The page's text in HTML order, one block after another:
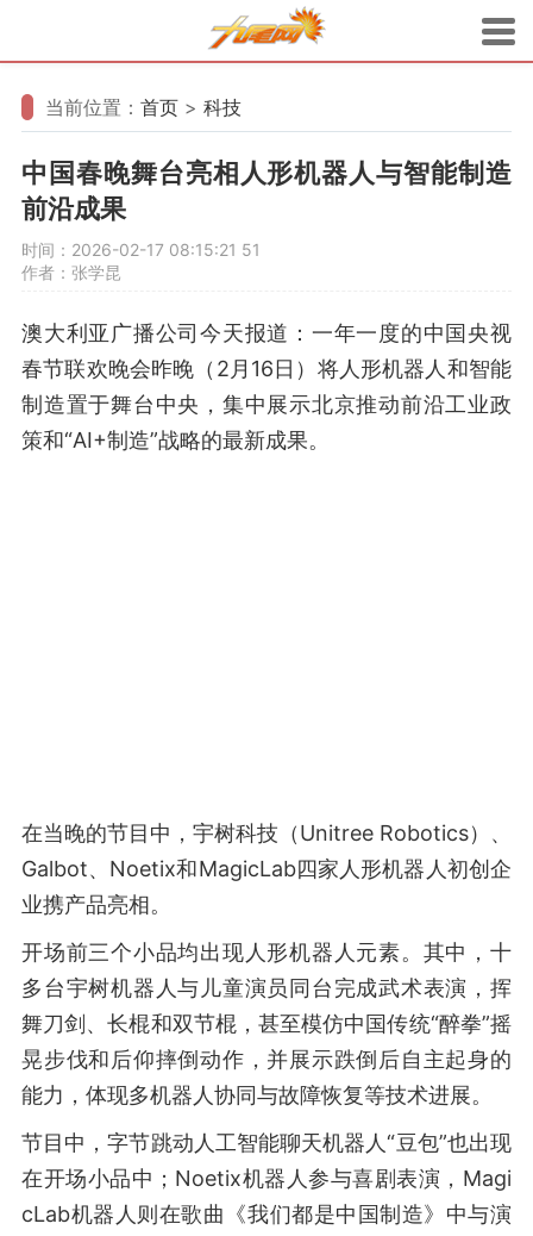
当前位置： 首页 > 科技
中国春晚舞台亮相人形机器人与智能制造
前沿成果
时间：2026-02-17 08:15:21 51
作者：张学昆
澳大利亚广播公司今天报道：一年一度的中国央视
春节联欢晚会昨晚（2月16日）将人形机器人和智能
制造置于舞台中央，集中展示北京推动前沿工业政
策和“AI+制造”战略的最新成果。
在当晚的节目中，宇树科技（Unitree Robotics）、
Galbot、Noetix和MagicLab四家人形机器人初创企
业携产品亮相。
开场前三个小品均出现人形机器人元素。其中，十
多台宇树机器人与儿童演员同台完成武术表演，挥
舞刀剑、长棍和双节棍，甚至模仿中国传统“醉拳”摇
晃步伐和后仰摔倒动作，并展示跌倒后自主起身的
能力，体现多机器人协同与故障恢复等技术进展。
节目中，字节跳动人工智能聊天机器人“豆包”也出现
在开场小品中；Noetix机器人参与喜剧表演，Magi
cLab机器人则在歌曲《我们都是中国制造》中与演